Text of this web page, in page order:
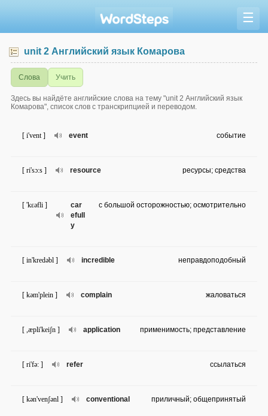
☰
unit 2 Английский язык Комарова
Слова Учить
Здесь вы найдёте английские слова на тему "unit 2 Английский язык
Комарова", список слов с транскрипцией и переводом.
event
[ i'vent ] событие
resource
[ ri'sɔ:s ] ресурсы; средства
car
efull
y
[ 'kɛəfli ] с большой осторожностью; осмотрительно
incredible
[ in'kredəbl ] неправдоподобный
complain
[ kəm'plein ] жаловаться
application
[ ,æpli'keiʃn ] применимость; представление
refer
[ ri'fə: ] ссылаться
conventional
[ kən'venʃənl ] приличный; общепринятый